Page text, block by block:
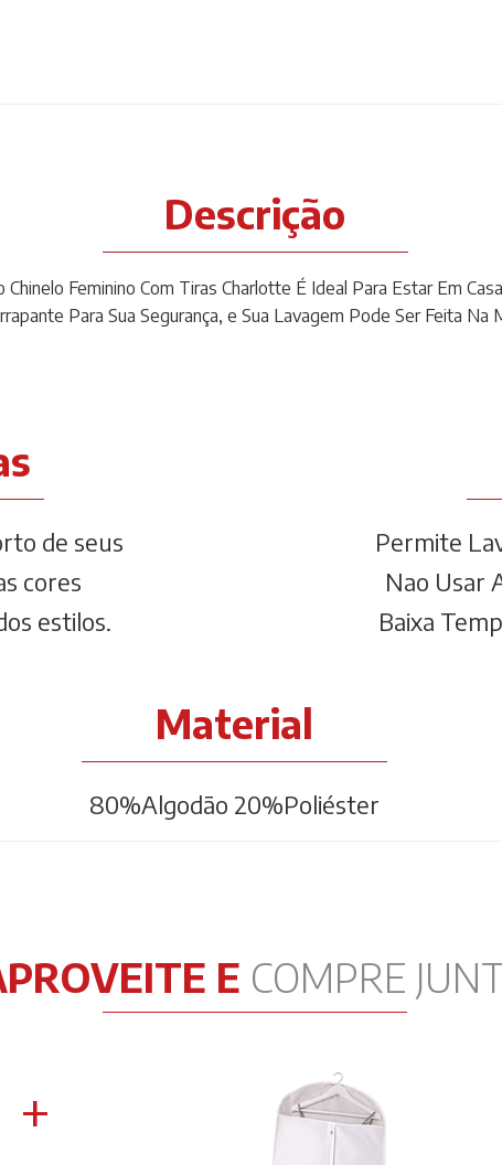
Descrição
Feminino Com Tiras Charlotte É Ideal Para Estar Em
Para Sua Segurança, e Sua Lavagem Pode Ser Feita Na
de seus
cores
estilos.
Permite
Nao Usar
Baixa
Material
80%Algodão 20%Poliéster
E COMPRE
+